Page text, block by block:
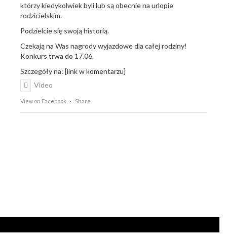
którzy kiedykolwiek byli lub są obecnie na urlopie
rodzicielskim.
Podzielcie się swoją historią.
Czekają na Was nagrody wyjazdowe dla całej rodziny!
Konkurs trwa do 17.06.
Szczegóły na: [link w komentarzu]
Video
View on Facebook · Share